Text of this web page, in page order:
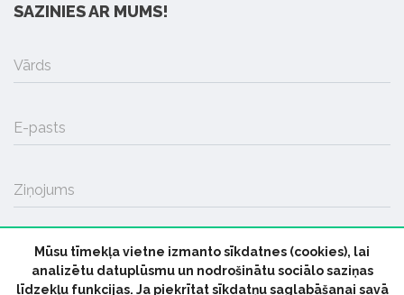
SAZINIES AR MUMS!
Vārds
E-pasts
Ziņojums
SŪTĪT
Mūsu tīmekļa vietne izmanto sīkdatnes (cookies), lai
analizētu datuplūsmu un nodrošinātu sociālo saziņas
līdzekļu funkcijas. Ja piekrītat sīkdatņu saglabāšanai savā